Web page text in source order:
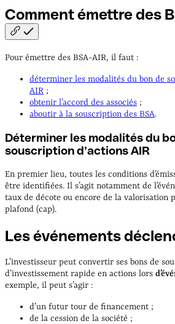
Comment émettre des
Pour émettre des BSA-AIR, il faut :
déterminer les modalités du bon de
AIR ;
obtenir l’accord des associés ;
aboutir à la souscription des BSA.
Déterminer les modalités du
souscription d’actions AIR
En premier lieu, toutes les conditions
être identifiées. Il s’agit notamment de
taux de décote ou encore de la valorisation
plafond (cap).
Les événements
L’investisseur peut convertir ses bons de
d’investissement rapide en actions lors
exemple, il peut s’agir :
d’un futur tour de financement ;
de la cession de la société ;